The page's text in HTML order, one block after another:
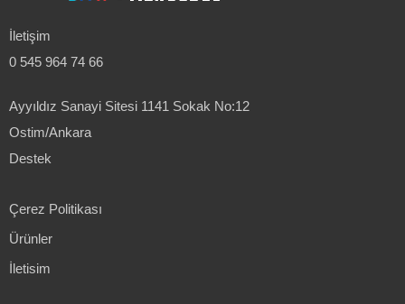
İletişim
0 545 964 74 66
Ayyıldız Sanayi Sitesi 1141 Sokak No:12
Ostim/Ankara
Destek
Çerez Politikası
Ürünler
İletisim